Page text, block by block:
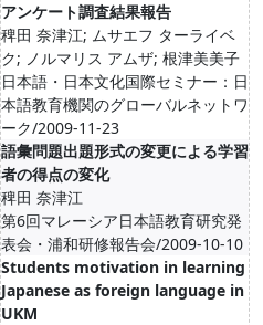
アンケート調査結果報告
稗田 奈津江; ムサエフ ターライベ
ク; ノルマリス アムザ; 根津美美子
日本語・日本文化国際セミナー：日
本語教育機関のグローバルネットワ
ーク/2009-11-23
語彙問題出題形式の変更による学習
者の得点の変化
稗田 奈津江
第6回マレーシア日本語教育研究発
表会・浦和研修報告会/2009-10-10
Students motivation in learning
Japanese as foreign language in
UKM